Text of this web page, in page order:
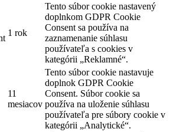
1 rok
Tento súbor cookie nastavený
doplnkom GDPR Cookie
Consent sa používa na
zaznamenanie súhlasu
používateľa s cookies v
kategórii „Reklamné“.
11
mesiacov
Tento súbor cookie nastavuje
doplnok GDPR Cookie
Consent. Súbor cookie sa
používa na uloženie súhlasu
používateľa pre súbory cookie v
kategórii „Analytické“.